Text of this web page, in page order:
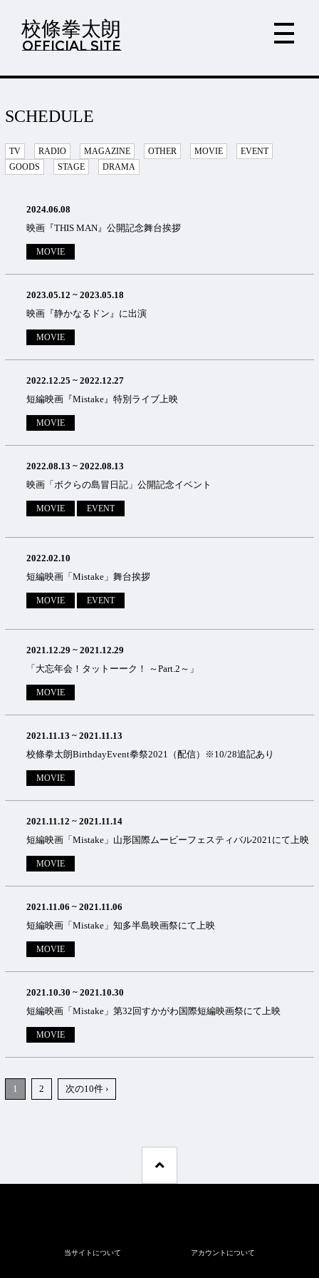
校條拳太朗
OFFICIAL SITE
SCHEDULE
TV RADIO MAGAZINE OTHER MOVIE
EVENT
GOODS
STAGE DRAMA
2024.06.08
映画『THIS MAN』公開記念舞台挨拶
MOVIE
2023.05.12 ~ 2023.05.18
映画『静かなるドン』に出演
MOVIE
2022.12.25 ~ 2022.12.27
短編映画『Mistake』特別ライブ上映
MOVIE
2022.08.13 ~ 2022.08.13
映画「ボクらの島冒⽇記」公開記念イベント
MOVIE EVENT
2022.02.10
短編映画「Mistake」舞台挨拶
MOVIE EVENT
2021.12.29 ~ 2021.12.29
「大忘年会！タットーーク！ ～Part.2～」
MOVIE
2021.11.13 ~ 2021.11.13
校條拳太朗BirthdayEvent拳祭2021（配信）※10/28追記あり
MOVIE
2021.11.12 ~ 2021.11.14
短編映画「Mistake」山形国際ムービーフェスティバル2021にて上映
MOVIE
2021.11.06 ~ 2021.11.06
短編映画「Mistake」知多半島映画祭にて上映
MOVIE
2021.10.30 ~ 2021.10.30
短編映画「Mistake」第32回すかがわ国際短編映画祭にて上映
MOVIE
1 2 次の10件 ›
当サイトについて アカウントについて